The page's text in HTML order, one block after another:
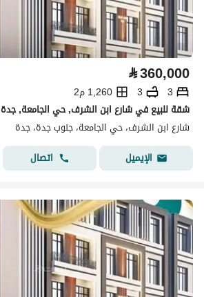
⃁360,000
3
3
1,260 م2
شقة للبيع في شارع ابن الشرف, حي الجامعة, جدة
شارع ابن الشرف، حي الجامعة، جنوب جدة، جدة
الإيميل
اتصال